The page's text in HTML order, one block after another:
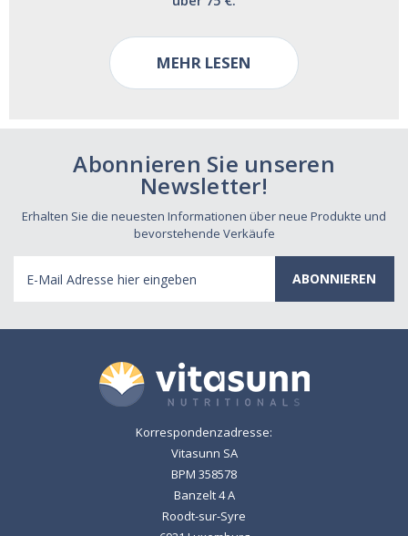
MEHR LESEN
Abonnieren Sie unseren
Newsletter!
Erhalten Sie die neuesten Informationen über neue Produkte und
bevorstehende Verkäufe
Mail
Adresse
Korrespondenzadresse:
Vitasunn SA
BPM 358578
Banzelt 4 A
Roodt-sur-Syre